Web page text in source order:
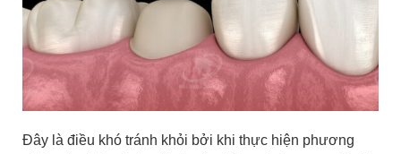
Đây là điều khó tránh khỏi bởi khi thực hiện phương